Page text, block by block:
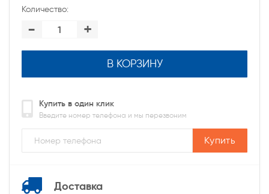
Количество:
- +
В КОРЗИНУ
Купить в один клик
Введите номер телефона и мы перезвоним
Купить
Доставка